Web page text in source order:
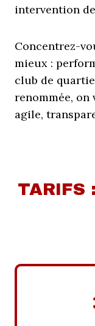
intervention
Concentrez-
mieux :
club de
renommée,
agile,
TARIFS